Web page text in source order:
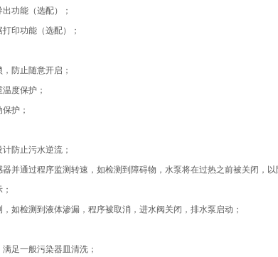
功能（选配）；
印功能（选配）；
防止随意开启；
度保护；
护；
防止污水逆流；
器并通过程序监测转速，如检测到障碍物，水泵将在过热之前被关闭，
如检测到液体渗漏，程序被取消，进水阀关闭，排水泵启动；
一般污染器皿清洗；